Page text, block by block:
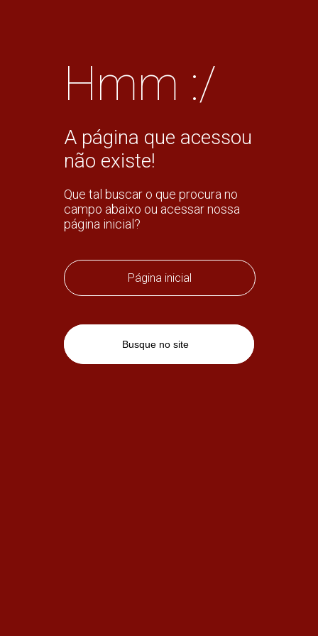
Hmm :/
A página que acessou
não existe!
Que tal buscar o que procura no
campo abaixo ou acessar nossa
página inicial?
Página inicial